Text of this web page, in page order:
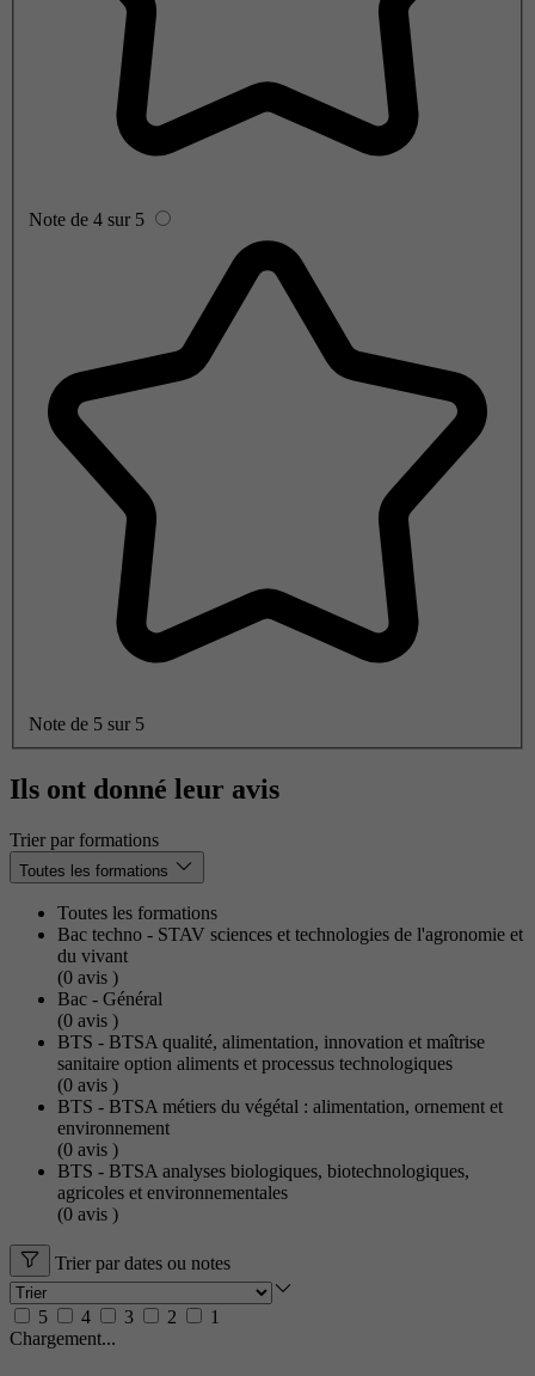
Note de 4 sur 5
Note de 5 sur 5
Ils ont donné leur avis
Trier par formations
Toutes les formations
Toutes les formations
Bac techno - STAV sciences et technologies de l'agronomie et
du vivant
(0 avis )
Bac - Général
(0 avis )
BTS - BTSA qualité, alimentation, innovation et maîtrise
sanitaire option aliments et processus technologiques
(0 avis )
BTS - BTSA métiers du végétal : alimentation, ornement et
environnement
(0 avis )
BTS - BTSA analyses biologiques, biotechnologiques,
agricoles et environnementales
(0 avis )
Trier par dates ou notes
5 4 3 2
1
Chargement...